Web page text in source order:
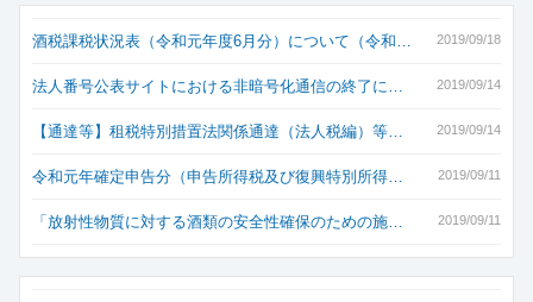
2019/09/18
酒税課税状況表（令和元年度6月分）について（令和…
2019/09/14
法人番号公表サイトにおける非暗号化通信の終了に…
2019/09/14
【通達等】租税特別措置法関係通達（法人税編）等…
2019/09/11
令和元年確定申告分（申告所得税及び復興特別所得…
2019/09/11
「放射性物質に対する酒類の安全性確保のための施…